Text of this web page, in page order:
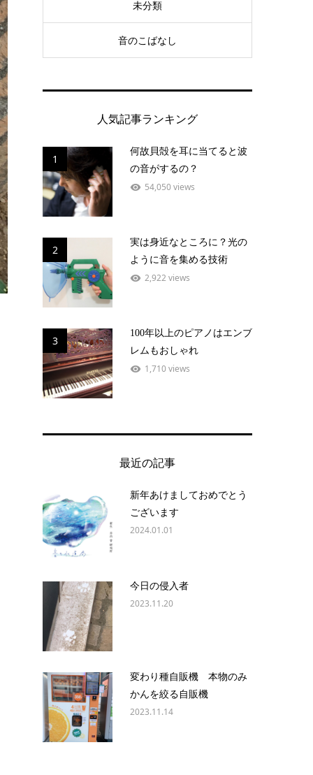
未分類
音のこばなし
人気記事ランキング
1
何故貝殻を耳に当てると波
の音がするの？
54,050 views
2
実は身近なところに？光の
ように音を集める技術
2,922 views
3
100年以上のピアノはエンブ
レムもおしゃれ
1,710 views
最近の記事
新年あけましておめでとう
ございます
2024.01.01
今日の侵入者
2023.11.20
変わり種自販機 本物のみ
かんを絞る自販機
2023.11.14